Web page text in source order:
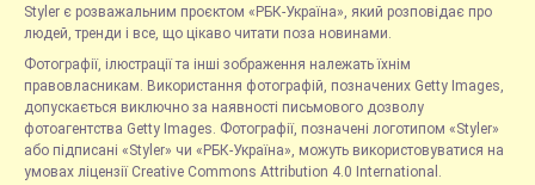
Styler є розважальним проєктом «РБК-Україна», який розповідає про
людей, тренди і все, що цікаво читати поза новинами.
Фотографії, ілюстрації та інші зображення належать їхнім
правовласникам. Використання фотографій, позначених Getty Images,
допускається виключно за наявності письмового дозволу
фотоагентства Getty Images. Фотографії, позначені логотипом «Styler»
або підписані «Styler» чи «РБК-Україна», можуть використовуватися на
умовах ліцензії Creative Commons Attribution 4.0 International.